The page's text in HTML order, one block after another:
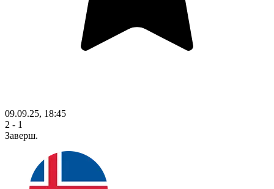
09.09.25, 18:45
2 - 1
Заверш.